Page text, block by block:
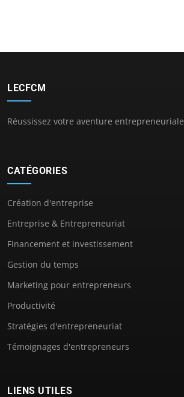
LECFCM
Réussissez votre aventure entrepreneuriale
CATÉGORIES
Création d'entreprise
Entreprise & Entrepreneuriat
Financement et investissement
Gestion du temps
Marketing pour entrepreneurs
Productivité
Stratégies d'entrepreneuriat
Témoignages d'entrepreneurs
LIENS UTILES